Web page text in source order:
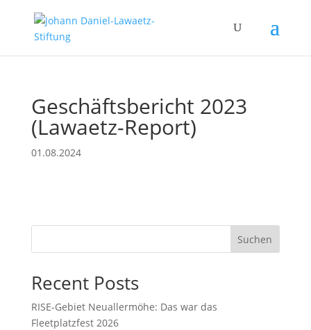
Geschäftsbericht 2023
(Lawaetz-Report)
01.08.2024
Suchen
Recent Posts
RISE-Gebiet Neuallermöhe: Das war das
Fleetplatzfest 2026